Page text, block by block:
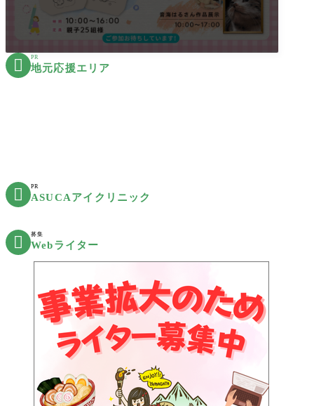
 PR
地元応援エリア
 PR
ASUCAアイクリニック
 募集
Webライター